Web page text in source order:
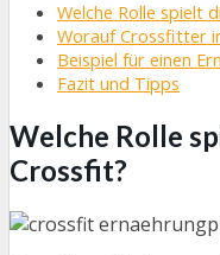
Welche Rolle spielt
Worauf Crossfitter
Beispiel für einen
Fazit und Tipps
Welche Rolle
Crossfit?